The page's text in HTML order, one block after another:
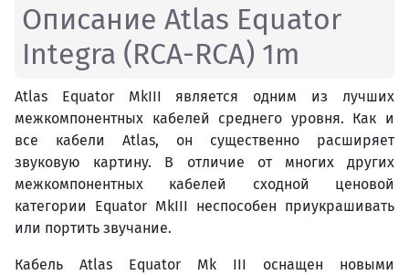
Описание Atlas Equator
Integra (RCA-RCA) 1m
Atlas Equator MkIII является одним из лучших
межкомпонентных кабелей среднего уровня. Как и
все кабели Atlas, он существенно расширяет
звуковую картину. В отличие от многих других
межкомпонентных кабелей сходной ценовой
категории Equator MkIII неспособен приукрашивать
или портить звучание.
Кабель Atlas Equator Mk III оснащен новыми